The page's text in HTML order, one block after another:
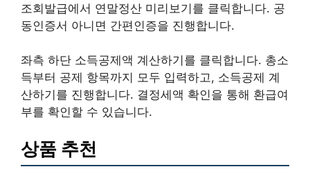
조회발급에서 연말정산 미리보기를 클릭합니다. 공
동인증서 아니면 간편인증을 진행합니다.
좌측 하단 소득공제액 계산하기를 클릭합니다. 총소
득부터 공제 항목까지 모두 입력하고, 소득공제 계
산하기를 진행합니다. 결정세액 확인을 통해 환급여
부를 확인할 수 있습니다.
상품 추천